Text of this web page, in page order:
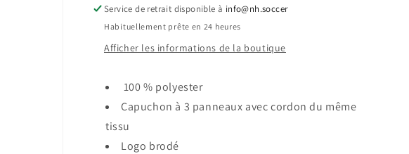
Service de retrait disponible à info@nh.soccer
Habituellement prête en 24 heures
Afficher les informations de la boutique
100 % polyester
Capuchon à 3 panneaux avec cordon du même
tissu
Logo brodé